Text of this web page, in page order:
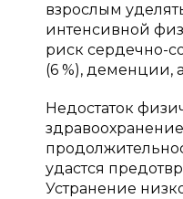
взрослым
интенсивной
риск сердечно-
(6 %), деменции,
Недостаток
удастся
Устранение